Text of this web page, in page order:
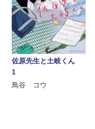
佐原先生と土岐くん
1
鳥谷 コウ